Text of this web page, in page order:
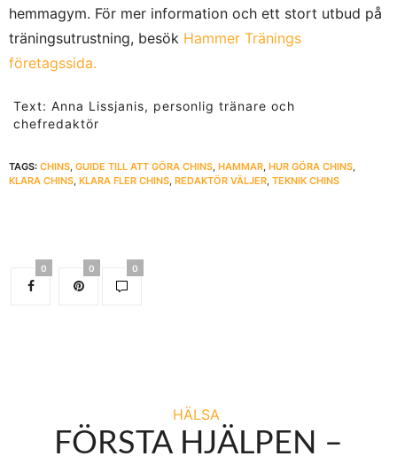
hemmagym. För mer information och ett stort utbud på
träningsutrustning, besök Hammer Tränings
företagssida.
Text: Anna Lissjanis, personlig tränare och
chefredaktör
TAGS: CHINS GUIDE TILL ATT GÖRA CHINS HAMMAR HUR GÖRA CHINS
KLARA CHINS KLARA FLER CHINS REDAKTÖR VÄLJER TEKNIK CHINS
0 0 0
HÄLSA
FÖRSTA HJÄLPEN –